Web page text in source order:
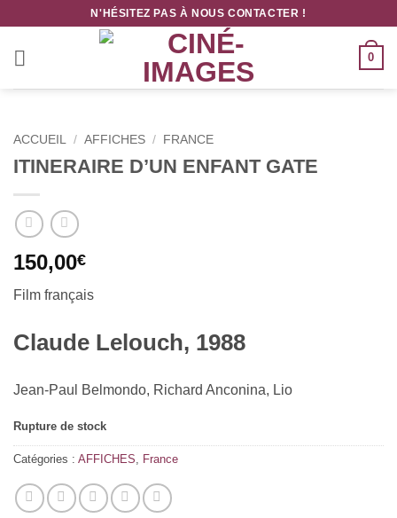
contenu
N'HÉSITEZ PAS À NOUS CONTACTER !
0
ACCUEIL / AFFICHES / FRANCE
ITINERAIRE D’UN ENFANT GATE
150,00€
Film français
Claude Lelouch, 1988
Jean-Paul Belmondo, Richard Anconina, Lio
Rupture de stock
Catégories : AFFICHES France